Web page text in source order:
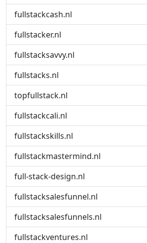
fullstackcash.nl
fullstacker.nl
fullstacksavvy.nl
fullstacks.nl
topfullstack.nl
fullstackcali.nl
fullstackskills.nl
fullstackmastermind.nl
full-stack-design.nl
fullstacksalesfunnel.nl
fullstacksalesfunnels.nl
fullstackventures.nl